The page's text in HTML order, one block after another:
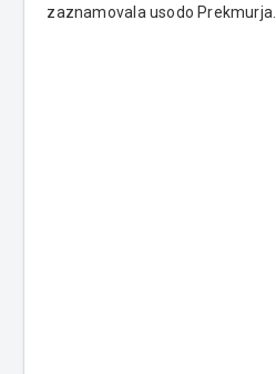
zaznamovala usodo Prekmurja.